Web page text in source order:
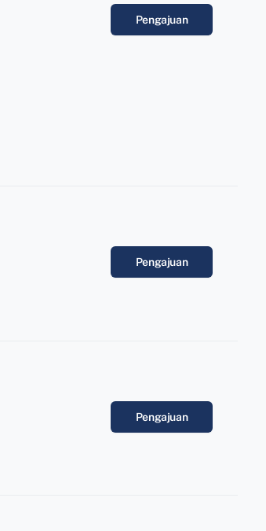
Pengajuan
Pengajuan
Pengajuan